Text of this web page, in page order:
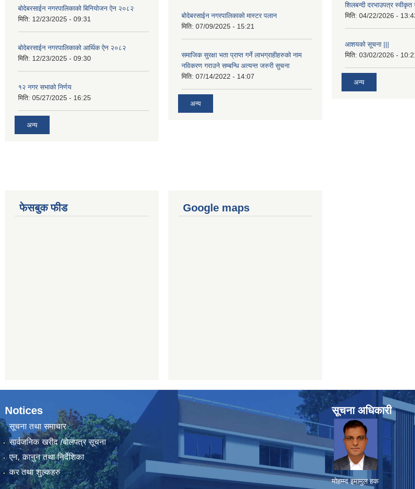
बोदेबरसाईन नगरपालिकाको बिनियोजन ऐन २०८२
मिति: 12/23/2025 - 09:31
बोदेबरसाईन नगरपालिकाको आर्थिक ऐन २०८२
मिति: 12/23/2025 - 09:30
१२ नगर सभाको निर्णय
मिति: 05/27/2025 - 16:25
अन्य
बोदेबरसाईन नगरपालिकाको मास्टर पलान
मिति: 07/09/2025 - 15:21
समाजिक सुरक्षा भता प्राप्त गर्ने लाभग्राहीहरुको नाम
नविकरण गराउने सम्बन्धि अत्यन्त जरुरी सुचना
मिति: 07/14/2022 - 14:07
अन्य
शिलबन्दी दरभाउपत्र
मिति: 04/22/2026 -
आशयको सूचना |||
मिति: 03/02/2026 -
अन्य
फेसबुक फीड Google maps
Notices
सूचना तथा समाचार
सार्वजनिक खरीद /बोलपत्र सूचना
एन, कानुन तथा निर्देशिका
कर तथा शुल्कहरु
सूचना अधिकारी
मोहम्म्द इमामुल हक